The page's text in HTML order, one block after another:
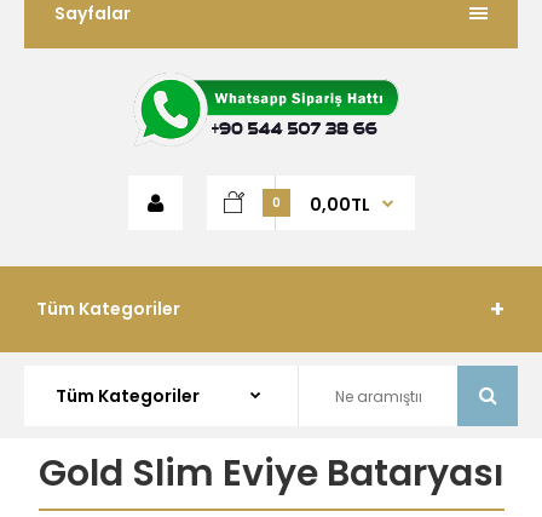
Sayfalar
0 0,00TL
Tüm Kategoriler
Gold Slim Eviye Bataryası